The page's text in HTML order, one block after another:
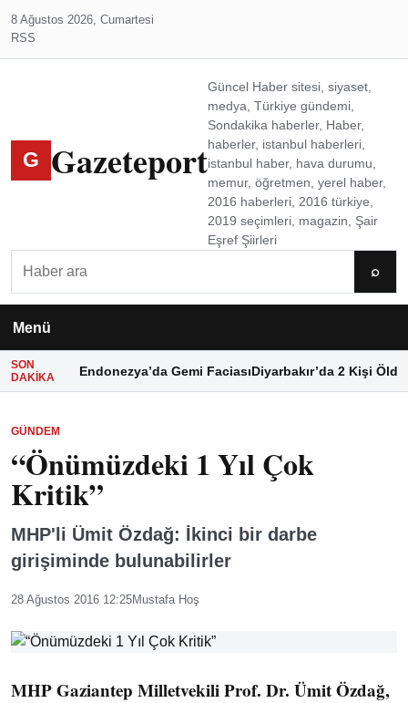
8 Ağustos 2026, Cumartesi
RSS
G Gazeteport
Güncel Haber sitesi, siyaset,
medya, Türkiye gündemi,
Sondakika haberler, Haber,
haberler, istanbul haberleri,
istanbul haber, hava durumu,
memur, öğretmen, yerel haber,
2016 haberleri, 2016 türkiye,
2019 seçimleri, magazin, Şair
Eşref Şiirleri
⌕
Menü
SON
DAKIKA
Endonezya’da Gemi FaciasıDiyarbakır’da 2 Kişi Öldü
GÜNDEM
“Önümüzdeki 1 Yıl Çok
Kritik”
MHP'li Ümit Özdağ: İkinci bir darbe
girişiminde bulunabilirler
28 Ağustos 2016 12:25Mustafa Hoş
MHP Gaziantep Milletvekili Prof. Dr. Ümit Özdağ,